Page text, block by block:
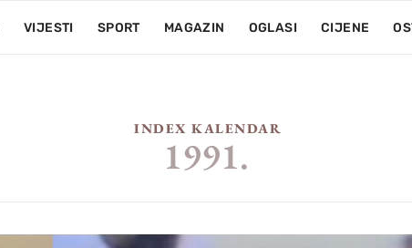
VIJESTI SPORT MAGAZIN OGLASI CIJENE
INDEX KALENDAR
1991.